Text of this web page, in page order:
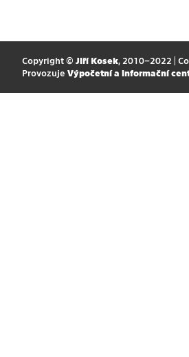
Copyright © Jiří Kosek, 2010–2022 |
Provozuje Výpočetní a informační